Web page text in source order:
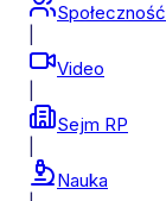
Społeczność
Video
Sejm RP
Nauka